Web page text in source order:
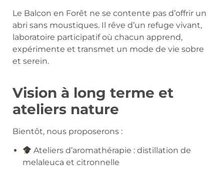
Le Balcon en Forêt ne se contente pas d’offrir un
abri sans moustiques. Il rêve d’un refuge vivant,
laboratoire participatif où chacun apprend,
expérimente et transmet un mode de vie sobre
et serein.
Vision à long terme et
ateliers nature
Bientôt, nous proposerons :
Ateliers d’aromathérapie : distillation de
melaleuca et citronnelle